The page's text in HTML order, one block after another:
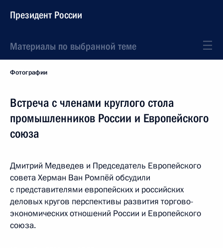
Президент России
Материалы по выбранной теме
Фотографии
Встреча с членами круглого стола
промышленников России и Европейского
союза
Дмитрий Медведев и Председатель Европейского
совета Херман Ван Ромпёй обсудили
с представителями европейских и российских
деловых кругов перспективы развития торгово-
экономических отношений России и Европейского
союза.